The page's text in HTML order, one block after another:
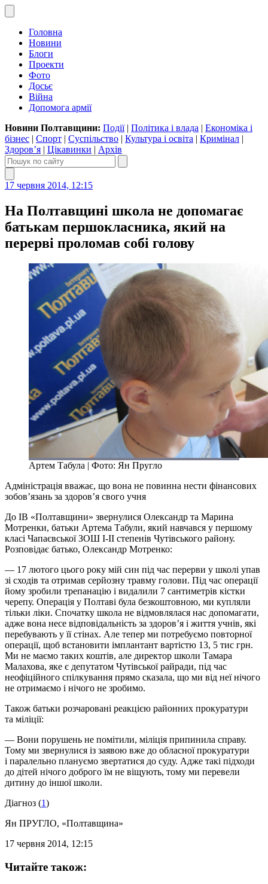
Головна
Новини
Блоги
Проекти
Фото
Досьє
Війна
Допомога армії
Новини Полтавщини: Події| Політика і влада | Економіка і
бізнес | Спорт | Суспільство | Культура і освіта | Кримінал |
Здоров’я | Цікавинки | Архів
17 червня 2014, 12:15
На Полтавщині школа не допомагає
батькам першокласника, який на
перерві проломав собі голову
Артем Табула | Фото: Ян Пругло
Адміністрація вважає, що вона не повинна нести фінансових
зобов’язань за здоров’я свого учня
До ІВ «Полтавщини» звернулися Олександр та Марина
Мотренки, батьки Артема Табули, який навчався у першому
класі Чапаєвської ЗОШ І-ІІ степенів Чутівського району.
Розповідає батько, Олександр Мотренко:
— 17 лютого цього року мій син під час перерви у школі упав
зі сходів та отримав серйозну травму голови. Під час операції
йому зробили трепанацію і видалили 7 сантиметрів кістки
черепу. Операція у Полтаві була безкоштовною, ми купляли
тільки ліки. Спочатку школа не відмовлялася нас допомагати,
адже вона несе відповідальність за здоров’я і життя учнів, які
перебувають у її стінах. Але тепер ми потребуємо повторної
операції, щоб встановити імплантант вартістю 13, 5 тис грн.
Ми не маємо таких коштів, але директор школи Тамара
Малахова, яке є депутатом Чутівської райради, під час
неофіційного спілкування прямо сказала, що ми від неї нічого
не отримаємо і нічого не зробимо.
Також батьки розчаровані реакцією районних прокуратури
та міліції:
— Вони порушень не помітили, міліція припинила справу.
Тому ми звернулися із заявою вже до обласної прокуратури
і паралельно плануємо звертатися до суду. Адже такі підходи
до дітей нічого доброго їм не віщують, тому ми перевели
дитину до іншої школи.
Діагноз (1)
Ян ПРУГЛО, «Полтавщина»
17 червня 2014, 12:15
Читайте також: